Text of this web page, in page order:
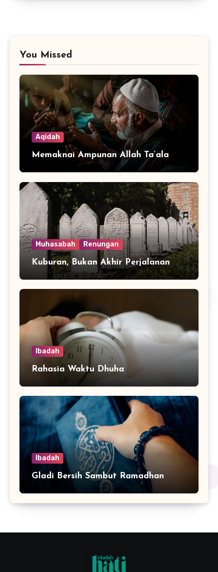
You Missed
Aqidah
Memaknai Ampunan Allah Ta’ala
Muhasabah Renungan
Kuburan, Bukan Akhir Perjalanan
Ibadah
Rahasia Waktu Dhuha
Ibadah
Gladi Bersih Sambut Ramadhan